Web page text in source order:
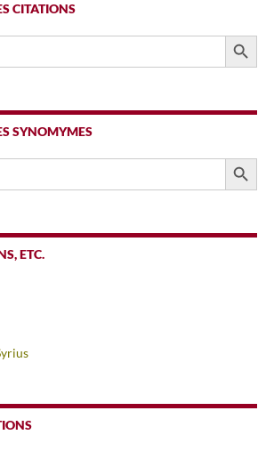
CITATIONS
SEARCH
SYNOMYMES
SEARCH
ETC.